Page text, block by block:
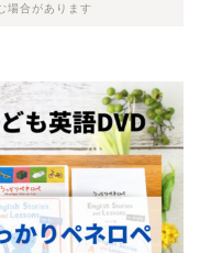
場合があります